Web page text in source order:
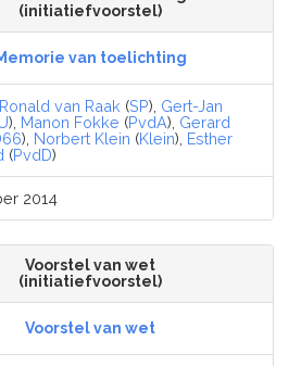
(initiatiefvoorstel)
van toelichting
Ronald van Raak (SP), Gert-Jan
), Manon Fokke (PvdA), Gerard
), Norbert Klein (Klein), Esther
(PvdD)
2014
Voorstel van wet
(initiatiefvoorstel)
Voorstel van wet